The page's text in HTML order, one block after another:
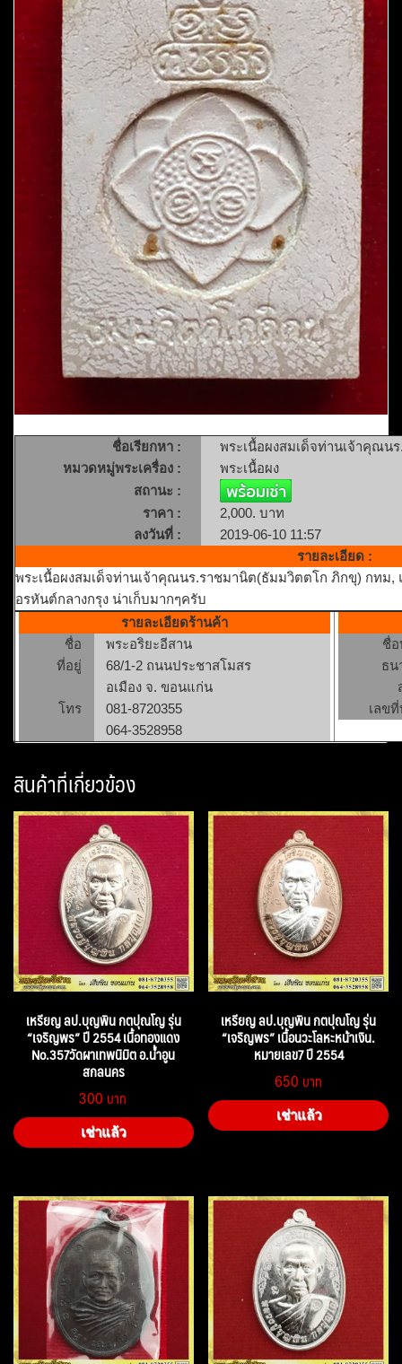
ชื่อเรียกหา :
พระเนื้อผงสมเด็จท่านเจ้าคุณ
หมวดหมู่พระเครื่อง :
พระเนื้อผง
สถานะ :
ราคา :
2,000. บาท
ลงวันที่ :
2019-06-10 11:57
รายละเอียด :
พระเนื้อผงสมเด็จท่านเจ้าคุณนร.ราชมานิต(ธัมมวิตตโก ภิกขุ) กทม,
อรหันต์กลางกรุง น่าเก็บมากๆครับ
รายละเอียดร้านค้า
ชื่อ
พระอริยะอีสาน
ที่อยู่
68/1-2 ถนนประชาสโมสร
อเมือง จ. ขอนแก่น
โทร
081-8720355
064-3528958
ชื่
ธน
เลข
สินค้าที่เกี่ยวข้อง
เหรียญ ลป.บุญพิน กตปุณโญ รุ่น
“เจริญพร” ปี 2554 เนื้อทองแดง
No.357วัดผาเทพนิมิต อ.น้ำอูน
สกลนคร
300
เช่าแล้ว
เหรียญ ลป.บุญพิน กตปุณโญ รุ่น
“เจริญพร” เนื้อนวะโลหะหน้าเงิน.
หมายเลข7 ปี 2554
650
เช่าแล้ว